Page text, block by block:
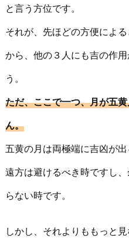
と言う方位です。
それが、先ほどの方便によ
から、他の３人にも吉の作
う。
ただ、ここで一つ、月が五
ん。
五黄の月は両極端に吉凶が
遠方は避けるべき時ですし
らない時です。
しかし、それよりももっと